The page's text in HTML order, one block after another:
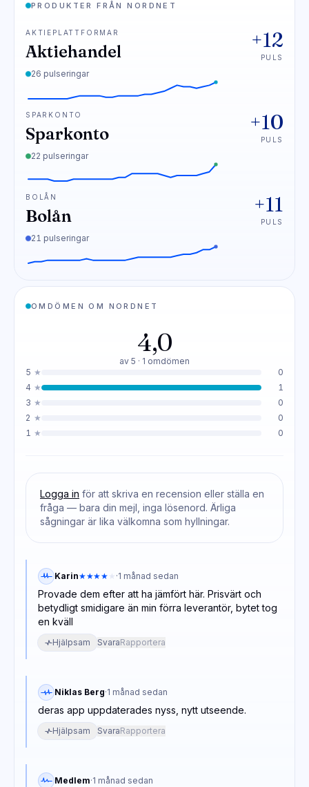
PRODUKTER FRÅN NORDNET
AKTIEPLATTFORMAR
Aktiehandel
26 pulseringar
+12
PULS
SPARKONTO
Sparkonto
22 pulseringar
+10
PULS
BOLÅN
Bolån
21 pulseringar
+11
PULS
OMDÖMEN OM NORDNET
4,0
av 5 · 1 omdömen
5 ★
0
4 ★
1
3 ★
0
2 ★
0
1 ★ 0
Logga in för att skriva en recension eller ställa en
fråga — bara din mejl, inga lösenord. Ärliga
sågningar är lika välkomna som hyllningar.
Karin★★★★ ★ ·1 månad sedan
Provade dem efter att ha jämfört här. Prisvärt och
betydligt smidigare än min förra leverantör, bytet tog
en kväll
Hjälpsam SvaraRapportera
Niklas Berg·1 månad sedan
deras app uppdaterades nyss, nytt utseende.
Hjälpsam SvaraRapportera
Medlem·1 månad sedan